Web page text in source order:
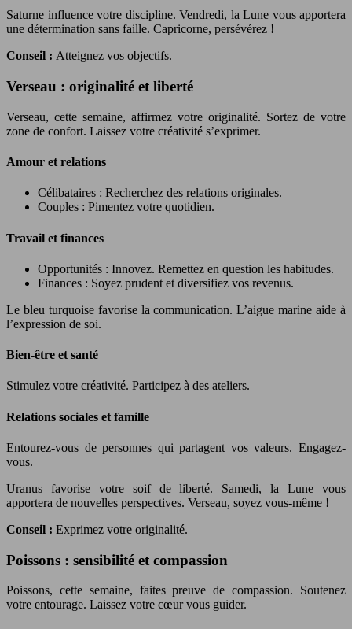
Saturne influence votre discipline. Vendredi, la Lune vous apportera
une détermination sans faille. Capricorne, persévérez !
Conseil : Atteignez vos objectifs.
Verseau : originalité et liberté
Verseau, cette semaine, affirmez votre originalité. Sortez de votre
zone de confort. Laissez votre créativité s’exprimer.
Amour et relations
Célibataires : Recherchez des relations originales.
Couples : Pimentez votre quotidien.
Travail et finances
Opportunités : Innovez. Remettez en question les habitudes.
Finances : Soyez prudent et diversifiez vos revenus.
Le bleu turquoise favorise la communication. L’aigue marine aide à
l’expression de soi.
Bien-être et santé
Stimulez votre créativité. Participez à des ateliers.
Relations sociales et famille
Entourez-vous de personnes qui partagent vos valeurs. Engagez-
vous.
Uranus favorise votre soif de liberté. Samedi, la Lune vous
apportera de nouvelles perspectives. Verseau, soyez vous-même !
Conseil : Exprimez votre originalité.
Poissons : sensibilité et compassion
Poissons, cette semaine, faites preuve de compassion. Soutenez
votre entourage. Laissez votre cœur vous guider.